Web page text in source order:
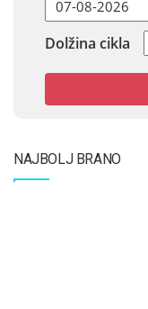
Dolžina cikla
NAJBOLJ BRANO